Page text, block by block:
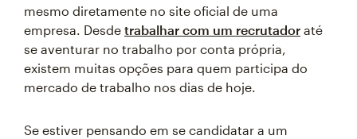
mesmo diretamente no site oficial de uma
empresa. Desde trabalhar com um recrutador até
se aventurar no trabalho por conta própria,
existem muitas opções para quem participa do
mercado de trabalho nos dias de hoje.
Se estiver pensando em se candidatar a um